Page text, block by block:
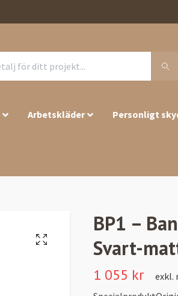
Arbetskläder Personligt
BP1 –
Svart-
1 055 kr
exkl.